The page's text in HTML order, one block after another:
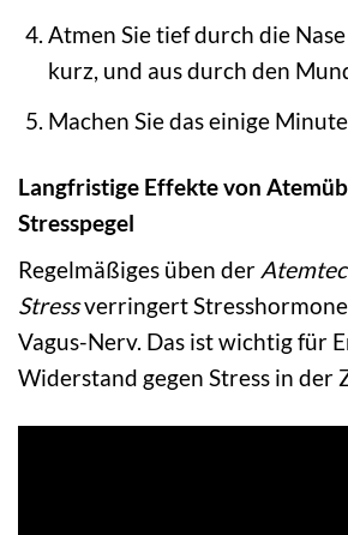
Atmen Sie tief durch die
kurz, und aus durch den
Machen Sie das einige
Langfristige Effekte von
Stresspegel
Regelmäßiges üben der
Stressverringert
Vagus-Nerv. Das ist wichtig für
Widerstand gegen Stress in der